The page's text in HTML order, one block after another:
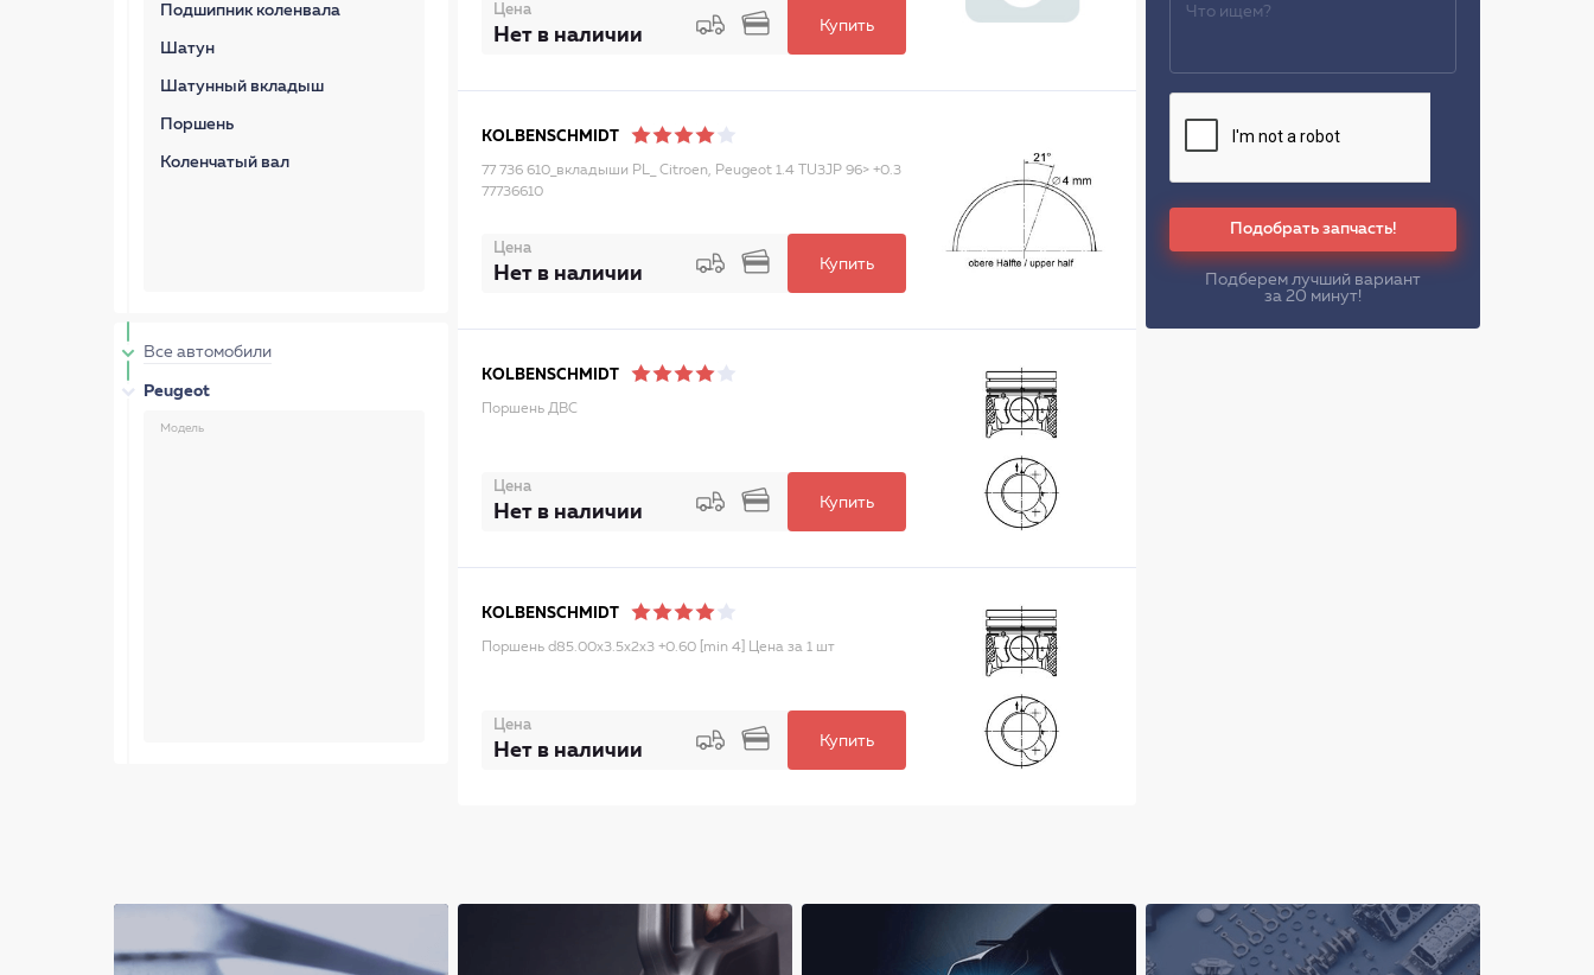
Подшипник коленвала
Шатун
Шатунный вкладыш
Поршень
Коленчатый вал
Все автомобили
Peugeot
Модель
Цена
Нет в наличии Купить
KOLBENSCHMIDT
77 736 610_вкладыши PL_ Citroen, Peugeot 1.4 TU3JP 96> +0.3
77736610
Цена
Нет в наличии Купить
KOLBENSCHMIDT
Поршень ДВС
Цена
Нет в наличии Купить
KOLBENSCHMIDT
Поршень d85.00x3.5x2x3 +0.60 [min 4] Цена за 1 шт
Цена
Нет в наличии Купить
Подобрать запчасть!
Подберем лучший вариант
за 20 минут!